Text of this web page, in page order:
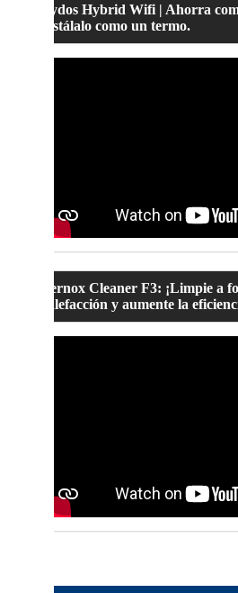
Lydos Hybrid Wifi | Ahorra
instálalo como un termo.
Fernox Cleaner F3: ¡Limpie a
calefacción y aumente la